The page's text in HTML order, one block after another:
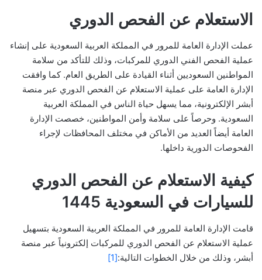
الاستعلام عن الفحص الدوري
عملت الإدارة العامة للمرور في المملكة العربية السعودية على إنشاء
عملية الفحص الفني الدوري للمركبات، وذلك للتأكد من سلامة
المواطنين السعوديين أثناء القيادة على الطريق العام. كما وافقت
الإدارة العامة على عملية الاستعلام عن الفحص الدوري عبر منصة
أبشر الإلكترونية، مما يسهل حياة الناس في المملكة العربية
السعودية. وحرصاً على سلامة وأمن المواطنين، خصصت الإدارة
العامة أيضاً العديد من الأماكن في مختلف المحافظات لإجراء
الفحوصات الدورية داخلها.
كيفية الاستعلام عن الفحص الدوري
للسيارات في السعودية 1445
قامت الإدارة العامة للمرور في المملكة العربية السعودية بتسهيل
عملية الاستعلام عن الفحص الدوري للمركبات إلكترونياً عبر منصة
أبشر، وذلك من خلال الخطوات التالية:[1]